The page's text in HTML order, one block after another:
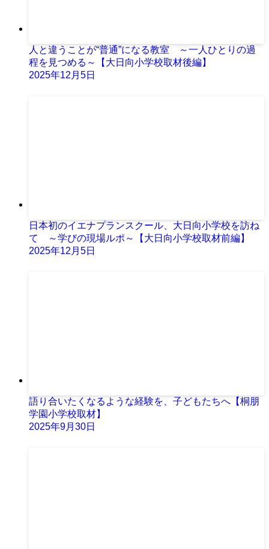
人と違うことが“普通”になる教室 ～一人ひとりの過
程を見つめる～【大日向小学校取材後編】
2025年12月5日
日本初のイエナプランスクール、大日向小学校を訪ね
て ～学びの現場ルポ～【大日向小学校取材前編】
2025年12月5日
語り合いたくなるような経験を、子どもたちへ【桐朋
学園小学校取材】
2025年9月30日